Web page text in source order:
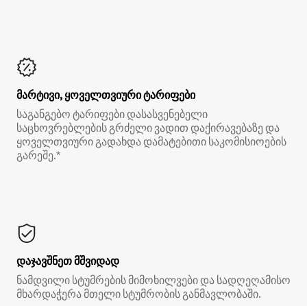
მარტივი, ყოველთვიური ტარიფები
საგანგებო ტარიფები დასასვენებელი
საცხოვრებლების გრძელი ვადით დაქირავებაზე და
ყოველთვიური გადახდა დამატებითი საკომისიოების
გარეშე.*
დაჯავშნეთ მშვიდად
ნამდვილი სტუმრების მიმოხილვები და სადღეღამისო
მხარდაჭერა მთელი სტუმრობის განმავლობაში.